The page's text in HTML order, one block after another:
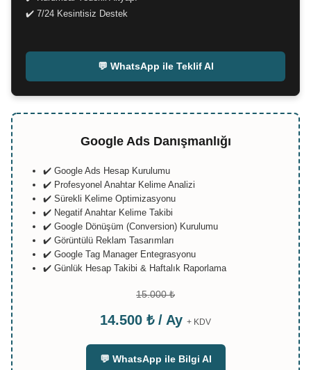
✔️ 7/24 Kesintisiz Destek
💬 WhatsApp ile Teklif Al
Google Ads Danışmanlığı
✔️ Google Ads Hesap Kurulumu
✔️ Profesyonel Anahtar Kelime Analizi
✔️ Sürekli Kelime Optimizasyonu
✔️ Negatif Anahtar Kelime Takibi
✔️ Google Dönüşüm (Conversion) Kurulumu
✔️ Görüntülü Reklam Tasarımları
✔️ Google Tag Manager Entegrasyonu
✔️ Günlük Hesap Takibi & Haftalık Raporlama
15.000 ₺
14.500 ₺ / Ay + KDV
💬 WhatsApp ile Bilgi Al